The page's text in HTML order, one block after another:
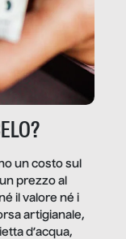
un costo sul
prezzo al
il valore né i
artigianale,
d’acqua,